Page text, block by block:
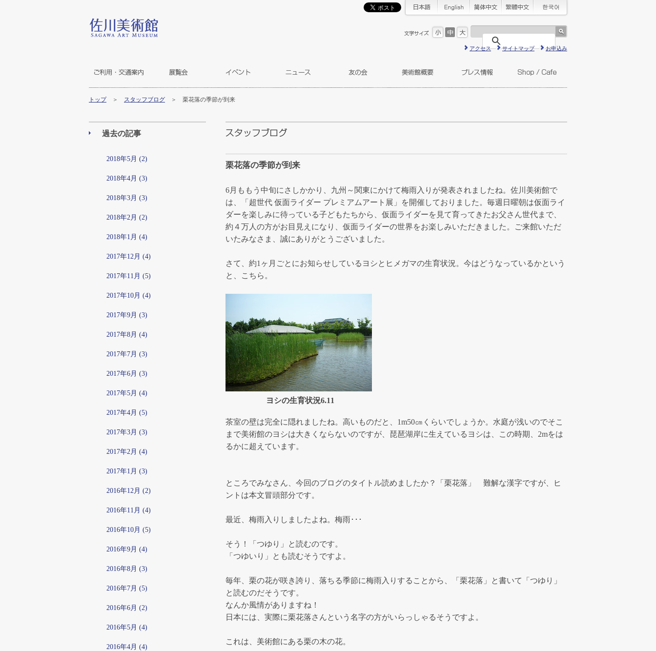
アクセス サイトマップ お申込み
トップ＞ スタッフブログ ＞ 栗花落の季節が到来
過去の記事
2018年5月 (2)
2018年4月 (3)
2018年3月 (3)
2018年2月 (2)
2018年1月 (4)
2017年12月 (4)
2017年11月 (5)
2017年10月 (4)
2017年9月 (3)
2017年8月 (4)
2017年7月 (3)
2017年6月 (3)
2017年5月 (4)
2017年4月 (5)
2017年3月 (3)
2017年2月 (4)
2017年1月 (3)
2016年12月 (2)
2016年11月 (4)
2016年10月 (5)
2016年9月 (4)
2016年8月 (3)
2016年7月 (5)
2016年6月 (2)
2016年5月 (4)
2016年4月 (4)
栗花落の季節が到来
6月ももう中旬にさしかかり、九州～関東にかけて梅雨入りが発表されましたね。佐川美術館で
は、「超世代 仮面ライダー プレミアムアート展」を開催しておりました。毎週日曜朝は仮面ライ
ダーを楽しみに待っている子どもたちから、仮面ライダーを見て育ってきたお父さん世代まで、
約４万人の方がお目見えになり、仮面ライダーの世界をお楽しみいただきました。ご来館いただ
いたみなさま、誠にありがとうございました。
さて、約1ヶ月ごとにお知らせしているヨシとヒメガマの生育状況。今はどうなっているかという
と、こちら。
ヨシの生育状況6.11
茶室の壁は完全に隠れましたね。高いものだと、1m50㎝くらいでしょうか。水庭が浅いのでそこ
まで美術館のヨシは大きくならないのですが、琵琶湖岸に生えているヨシは、この時期、2mをは
るかに超えています。
ところでみなさん、今回のブログのタイトル読めましたか？「栗花落」 難解な漢字ですが、ヒ
ントは本文冒頭部分です。
最近、梅雨入りしましたよね。梅雨･･･
そう！「つゆり」と読むのです。
「つゆいり」とも読むそうですよ。
毎年、栗の花が咲き誇り、落ちる季節に梅雨入りすることから、「栗花落」と書いて「つゆり」
と読むのだそうです。
なんか風情がありますね！
日本には、実際に栗花落さんという名字の方がいらっしゃるそうですよ。
これは、美術館にある栗の木の花。